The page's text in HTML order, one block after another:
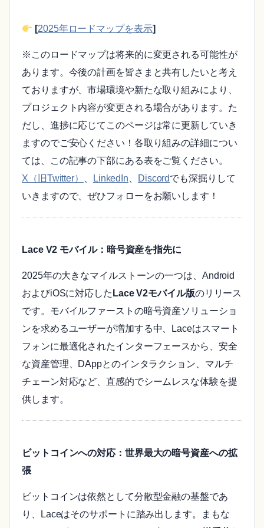
[2025年ロードマップを表示]
※このロードマップは将来的に変更される可能性が
あります。今後の計画を皆さまと共有したいと考え
ておりますが、市場環境や新たな取り組みにより、
プロジェクト内容が変更される場合があります。た
だし、進捗に応じてこのページは常に更新していき
ますのでご安心ください！各取り組みの詳細につい
ては、この記事の下部にある表をご覧ください。
X（旧Twitter）
、 LinkedIn、 Discordでも深掘りして
いきますので、ぜひフォローをお願いします！
Lace V2 モバイル：暗号資産を指先に
2025年の大きなマイルストーンの一つは、Android
およびiOSに対応した Lace V2モバイル版のリリース
です。モバイルファーストの暗号資産ソリューショ
ンを求めるユーザーが増加する中、Laceはスマート
フォンに最適化されたインターフェースから、安全
な資産管理、DAppとのインタラクション、マルチ
チェーン対応など、直感的でシームレスな体験を提
供します。
ビットコインへの対応：世界最大の暗号資産への拡
張
ビットコインは依然として分散型金融の基盤であ
り、Laceはそのサポートに踏み出します。まもな